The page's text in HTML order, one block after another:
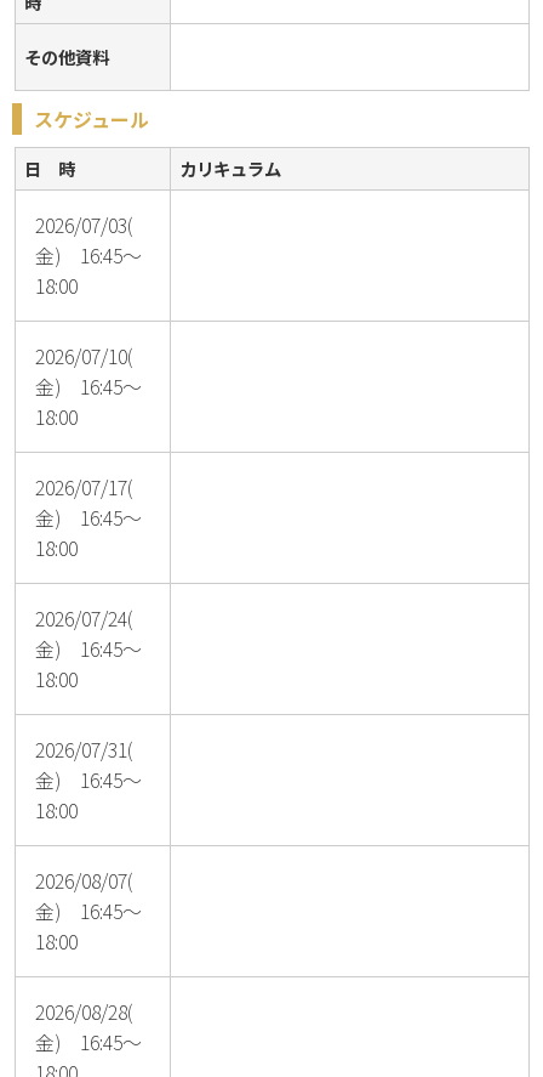
その他資料
スケジュール
日 時 カリキュラム
2026/07/03(
金) 16:45～
18:00
2026/07/10(
金) 16:45～
18:00
2026/07/17(
金) 16:45～
18:00
2026/07/24(
金) 16:45～
18:00
2026/07/31(
金) 16:45～
18:00
2026/08/07(
金) 16:45～
18:00
2026/08/28(
金) 16:45～